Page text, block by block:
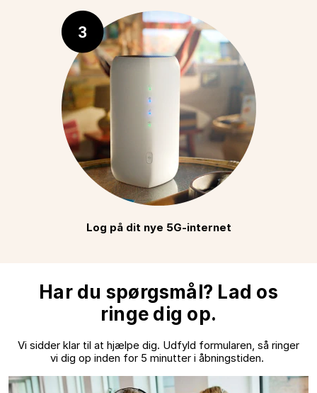
Log på dit nye 5G-internet
Har du spørgsmål? Lad os
ringe dig op.
Vi sidder klar til at hjælpe dig. Udfyld formularen, så ringer
vi dig op inden for 5 minutter i åbningstiden.